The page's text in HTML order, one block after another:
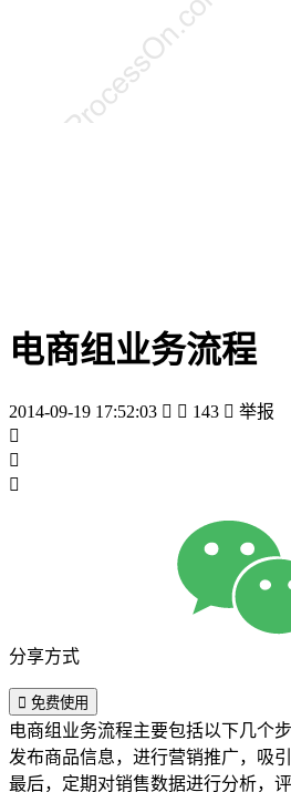
电商组业务流程
2014-09-19 17:52:03   143  举报



分享方式
 免费使用
电商组业务流程主要包括以下几个
发布商品信息，进行营销推广，吸
最后，定期对销售数据进行分析，